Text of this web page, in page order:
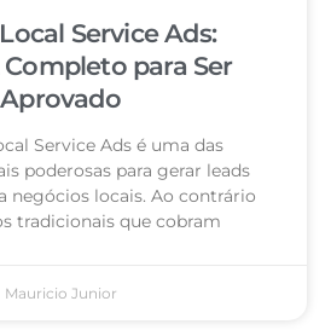
Service Ads:
para Ser
Aprovado
Service Ads é uma das
poderosas para gerar leads
negócios locais. Ao contrário
tradicionais que cobram
Mauricio Junior